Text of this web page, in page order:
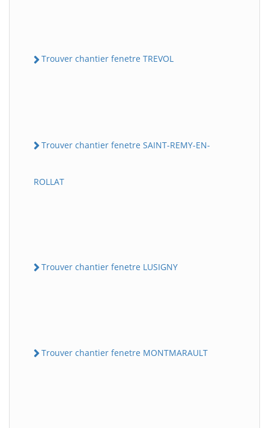
Trouver chantier fenetre TREVOL
Trouver chantier fenetre SAINT-REMY-EN-
ROLLAT
Trouver chantier fenetre LUSIGNY
Trouver chantier fenetre MONTMARAULT